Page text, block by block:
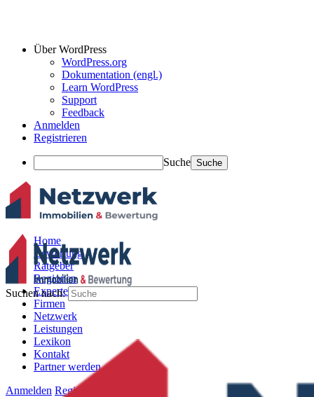
Über WordPress
WordPress.org
Dokumentation (engl.)
Learn WordPress
Support
Feedback
Anmelden
Registrieren
Suche
Home
Bewertung
Ratgeber
Regionen
Experten
Firmen
Netzwerk
Leistungen
Lexikon
Kontakt
Partner werden
Anmelden Registrieren
Suchen nach: